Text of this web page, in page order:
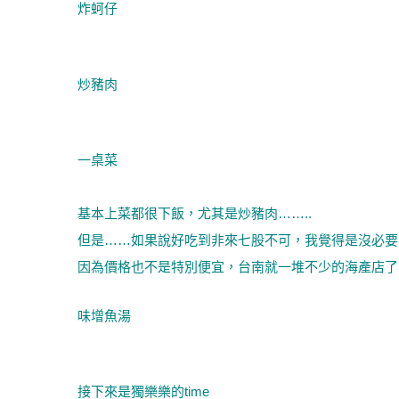
炸蚵仔
炒豬肉
一桌菜
基本上菜都很下飯，尤其是炒豬肉……..
但是……如果說好吃到非來七股不可，我覺得是沒必
因為價格也不是特別便宜，台南就一堆不少的海產店
味增魚湯
接下來是獨樂樂的time